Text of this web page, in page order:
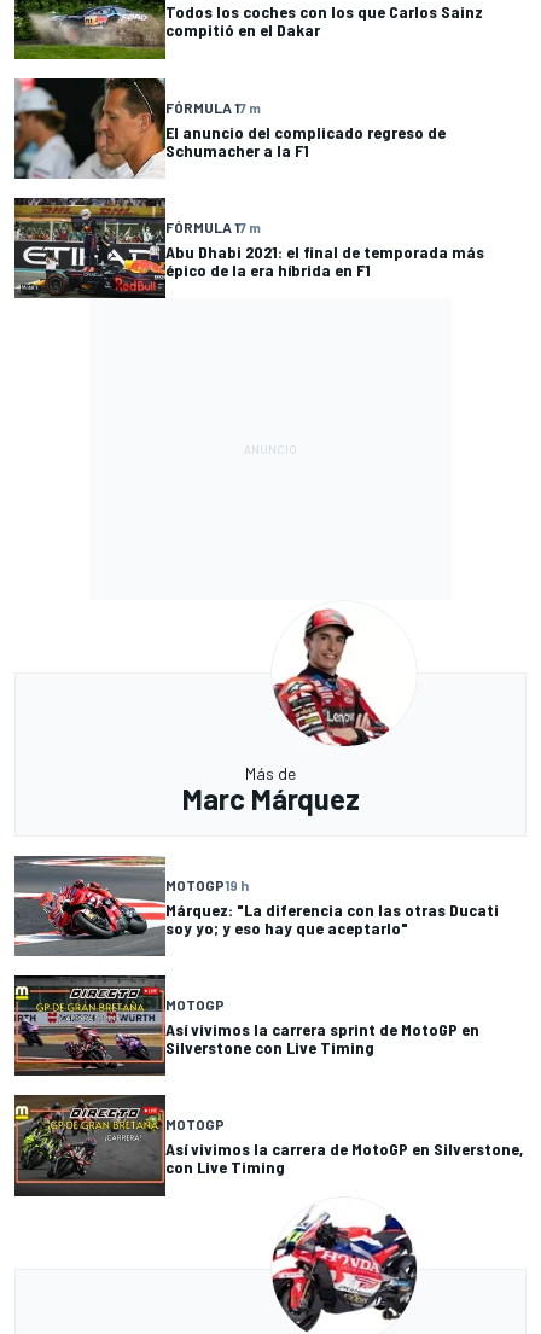
Todos los coches con los que Carlos Sainz
compitió en el Dakar
FÓRMULA 17 m
El anuncio del complicado regreso de
Schumacher a la F1
FÓRMULA 17 m
Abu Dhabi 2021: el final de temporada más
épico de la era híbrida en F1
Más de
Marc Márquez
MOTOGP19 h
Márquez: "La diferencia con las otras Ducati
soy yo; y eso hay que aceptarlo"
MOTOGP
Así vivimos la carrera sprint de MotoGP en
Silverstone con Live Timing
MOTOGP
Así vivimos la carrera de MotoGP en Silverstone,
con Live Timing